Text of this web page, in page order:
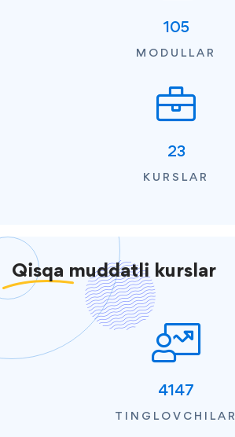
105
MODULLAR
23
KURSLAR
Qisqa muddatli kurslar
4147
TINGLOVCHILAR